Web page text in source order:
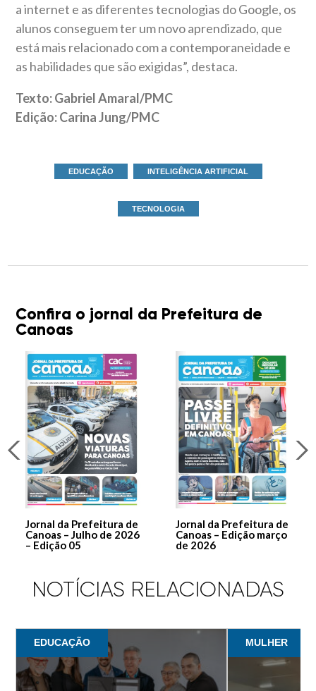
a internet e as diferentes tecnologias do Google, os
alunos conseguem ter um novo aprendizado, que
está mais relacionado com a contemporaneidade e
as habilidades que são exigidas”, destaca.
Texto: Gabriel Amaral/PMC
Edição: Carina Jung/PMC
EDUCAÇÃO INTELIGÊNCIA ARTIFICIAL
TECNOLOGIA
Confira o jornal da Prefeitura de
Canoas
Jornal da Prefeitura de
Canoas – Julho de 2026
– Edição 05
Jornal da Prefeitura de
Canoas – Edição março
de 2026
NOTÍCIAS RELACIONADAS
EDUCAÇÃO MULHER